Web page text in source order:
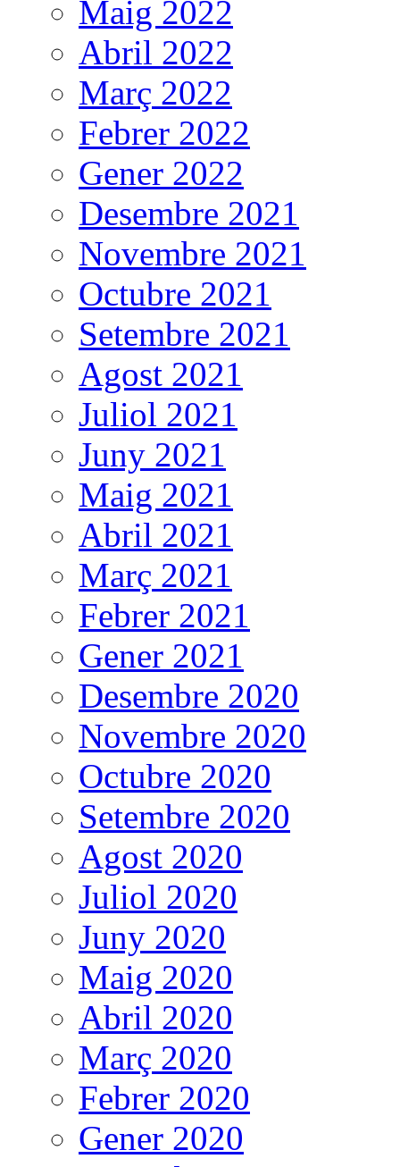
Maig 2022
Abril 2022
Març 2022
Febrer 2022
Gener 2022
Desembre 2021
Novembre 2021
Octubre 2021
Setembre 2021
Agost 2021
Juliol 2021
Juny 2021
Maig 2021
Abril 2021
Març 2021
Febrer 2021
Gener 2021
Desembre 2020
Novembre 2020
Octubre 2020
Setembre 2020
Agost 2020
Juliol 2020
Juny 2020
Maig 2020
Abril 2020
Març 2020
Febrer 2020
Gener 2020